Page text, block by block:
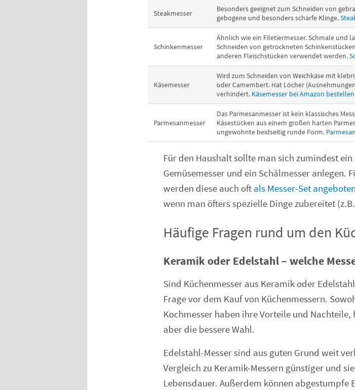
Steakmesser
Besonders geeignet zum Schneiden von
gebogene und besonders scharfe Klinge.
Schinkenmesser
Ähnlich wie ein Filetiermesser. Schmale und
Schneiden von getrockneten
anderen Fleischstücken verwendet werden.
Käsemesser
Wird zum Schneiden von Weichkäse mit
oder Camembert. Hat Löcher
verhindert. Käsemesser bei Amazon bestellen
Parmesanmesser
Das Parmesanmesser ist kein klassisches
Käsestücken aus einem großen harten
ungewohnte beidseitig runde Form.
Für den Haushalt sollte man sich zumindest
Gemüsemesser und ein Schälmesser anlegen.
werden diese auch oft als Messer-Set angeboten
wenn man öfters spezielle Dinge zubereitet
Häufige Fragen rund um den
Keramik oder Edelstahl – welche
Sind Küchenmesser aus Keramik oder
Frage vor dem Kauf von Küchenmessern.
Kochmesser haben ihre Vorteile und
aber die bessere Wahl.
Edelstahl-Messer sind aus guten Grund weit
Vergleich zu Keramik-Messern günstiger und
Lebensdauer. Außerdem können abgestumpfe